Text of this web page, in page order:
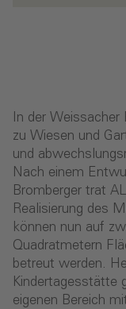
In der
zu Wiesen und
und
Nach einem
Bromberger trat
Realisierung des
können nun auf
Quadratmetern
betreut werden.
Kindertagesstätte
eigenen Bereich